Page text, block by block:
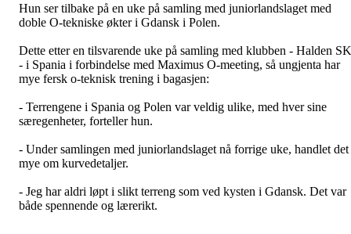
Hun ser tilbake på en uke på samling med juniorlandslaget med
doble O-tekniske økter i Gdansk i Polen.
Dette etter en tilsvarende uke på samling med klubben - Halden SK
- i Spania i forbindelse med Maximus O-meeting, så ungjenta har
mye fersk o-teknisk trening i bagasjen:
- Terrengene i Spania og Polen var veldig ulike, med hver sine
særegenheter, forteller hun.
- Under samlingen med juniorlandslaget nå forrige uke, handlet det
mye om kurvedetaljer.
- Jeg har aldri løpt i slikt terreng som ved kysten i Gdansk. Det var
både spennende og lærerikt.